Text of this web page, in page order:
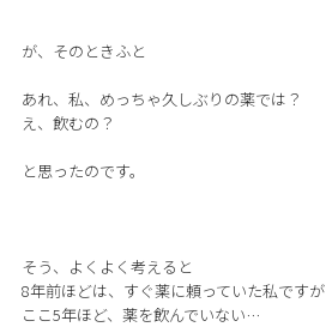
が、そのときふと
あれ、私、めっちゃ久しぶりの薬では？
え、飲むの？
と思ったのです。
そう、よくよく考えると
8年前ほどは、すぐ薬に頼っていた私ですが
ここ5年ほど、薬を飲んでいない…